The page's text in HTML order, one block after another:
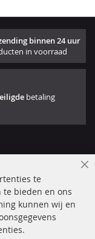
binnen 24 uur
in voorraad
betaling
te
te bieden en ons
kunnen wij en